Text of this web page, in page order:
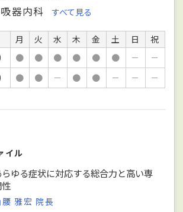
器内科 すべて見る
月 火 水 木 金 土 日
祝
● ● ● ● ● ● －
－
● ● － ● ● － － －
イル
らゆる症状に対応する総合力と高い専
腰 雅宏 院長